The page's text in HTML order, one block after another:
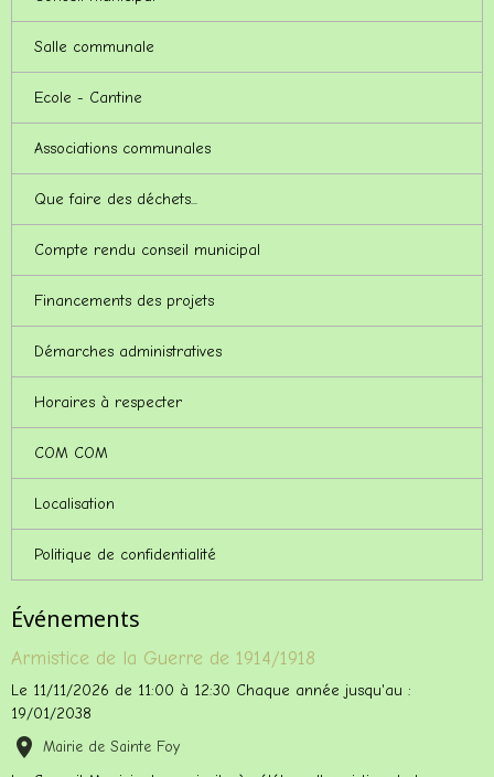
Salle communale
Ecole - Cantine
Associations communales
Que faire des déchets...
Compte rendu conseil municipal
Financements des projets
Démarches administratives
Horaires à respecter
COM COM
Localisation
Politique de confidentialité
Événements
Armistice de la Guerre de 1914/1918
Le 11/11/2026 de 11:00 à 12:30 Chaque année jusqu'au :
19/01/2038
Mairie de Sainte Foy